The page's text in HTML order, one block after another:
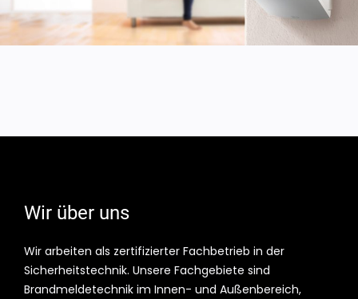
Wir über uns
Wir arbeiten als zertifizierter Fachbetrieb in der
Sicherheitstechnik. Unsere Fachgebiete sind
Brandmeldetechnik im Innen- und Außenbereich,